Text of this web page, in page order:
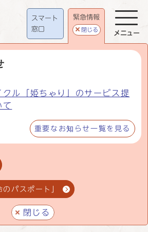
スマート
窓口
緊急情報
閉じる
ル「姫ちゃり」のサービス提
て
重要なお知らせ一覧を見る
パスポート」
閉じる
メニュー